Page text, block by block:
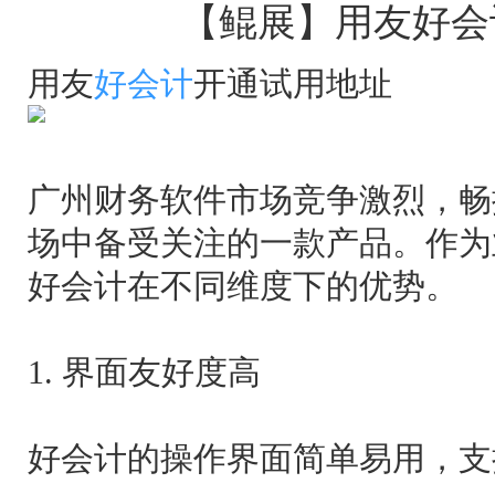
【鲲展】用友好
用友好会计开通试用地址
广州财务软件市场竞争激烈，
场中备受关注的一款产品。作
好会计在不同维度下的优势。
1. 界面友好度高
好会计的操作界面简单易用，